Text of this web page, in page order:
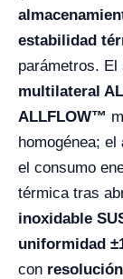
estabilidad
parámetros. El
multilateral
ALLFLOW™
homogénea; el
el consumo
térmica tras
inoxidable
uniformidad
con